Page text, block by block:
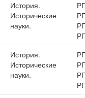
История.
Исторические
науки.
История.
Исторические
науки.